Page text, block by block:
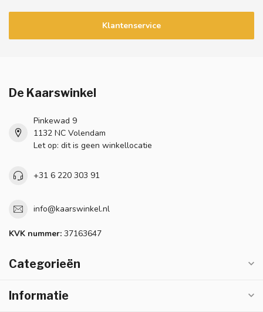
Klantenservice
De Kaarswinkel
Pinkewad 9
1132 NC Volendam
Let op: dit is geen winkellocatie
+31 6 220 303 91
info@kaarswinkel.nl
KVK nummer: 37163647
Categorieën
Informatie